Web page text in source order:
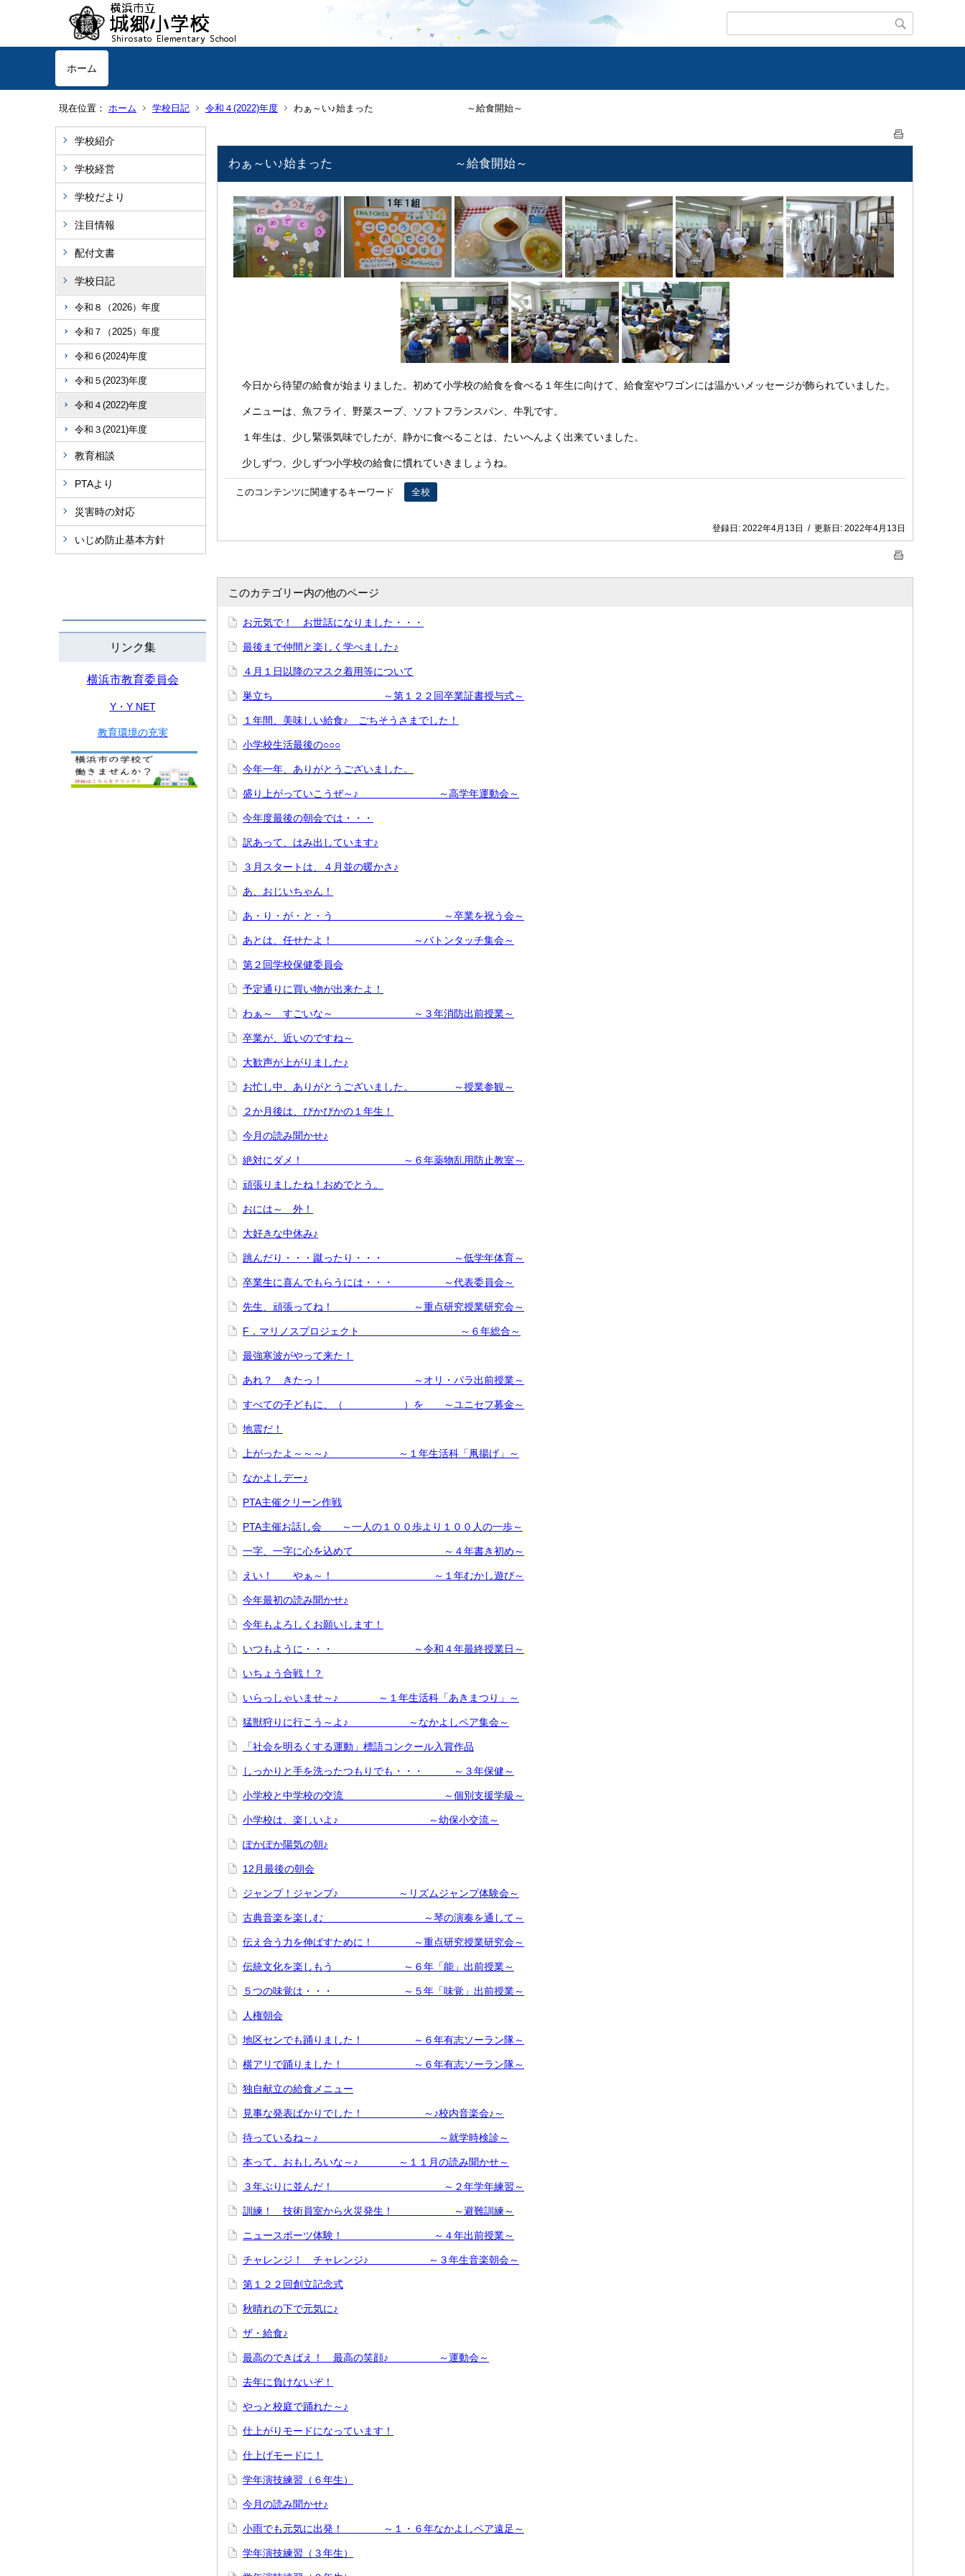
ホーム
現在位置： ホーム 学校日記 令和４(2022)年度 わぁ～い♪始まった ～給食開始～
学校紹介
学校経営
学校だより
注目情報
配付文書
学校日記
令和８（2026）年度
令和７（2025）年度
令和６(2024)年度
令和５(2023)年度
令和４(2022)年度
令和３(2021)年度
教育相談
PTAより
災害時の対応
いじめ防止基本方針
リンク集
横浜市教育委員会
Y・Y NET
教育環境の充実
わぁ～い♪始まった ～給食開始～
今日から待望の給食が始まりました。初めて小学校の給食を食べる１年生に向けて、給食室やワゴンには温かいメッセージが飾られていました。
メニューは、魚フライ、野菜スープ、ソフトフランスパン、牛乳です。
１年生は、少し緊張気味でしたが、静かに食べることは、たいへんよく出来ていました。
少しずつ、少しずつ小学校の給食に慣れていきましょうね。
このコンテンツに関連するキーワード 全校
登録日: 2022年4月13日 / 更新日: 2022年4月13日
このカテゴリー内の他のページ
お元気で！ お世話になりました・・・
最後まで仲間と楽しく学べました♪
４月１日以降のマスク着用等について
巣立ち ～第１２２回卒業証書授与式～
１年間、美味しい給食♪ ごちそうさまでした！
小学校生活最後の○○○
今年一年、ありがとうございました。
盛り上がっていこうぜ～♪ ～高学年運動会～
今年度最後の朝会では・・・
訳あって、はみ出しています♪
３月スタートは、４月並の暖かさ♪
あ、おじいちゃん！
あ・り・が・と・う ～卒業を祝う会～
あとは、任せたよ！ ～バトンタッチ集会～
第２回学校保健委員会
予定通りに買い物が出来たよ！
わぁ～ すごいな～ ～３年消防出前授業～
卒業が、近いのですね～
大歓声が上がりました♪
お忙し中、ありがとうございました。 ～授業参観～
２か月後は、ぴかぴかの１年生！
今月の読み聞かせ♪
絶対にダメ！ ～６年薬物乱用防止教室～
頑張りましたね！おめでとう。
おには～ 外！
大好きな中休み♪
跳んだり・・・蹴ったり・・・ ～低学年体育～
卒業生に喜んでもらうには・・・ ～代表委員会～
先生、頑張ってね！ ～重点研究授業研究会～
F．マリノスプロジェクト ～６年総合～
最強寒波がやって来た！
あれ？ きたっ！ ～オリ・パラ出前授業～
すべての子どもに、（ ）を ～ユニセフ募金～
地震だ！
上がったよ～～～♪ ～１年生活科「凧揚げ」～
なかよしデー♪
PTA主催クリーン作戦
PTA主催お話し会 ～一人の１００歩より１００人の一歩～
一字、一字に心を込めて ～４年書き初め～
えい！ やぁ～！ ～１年むかし遊び～
今年最初の読み聞かせ♪
今年もよろしくお願いします！
いつもように・・・ ～令和４年最終授業日～
いちょう合戦！？
いらっしゃいませ～♪ ～１年生活科「あきまつり」～
猛獣狩りに行こう～よ♪ ～なかよしペア集会～
「社会を明るくする運動」標語コンクール入賞作品
しっかりと手を洗ったつもりでも・・・ ～３年保健～
小学校と中学校の交流 ～個別支援学級～
小学校は、楽しいよ♪ ～幼保小交流～
ぽかぽか陽気の朝♪
12月最後の朝会
ジャンプ！ジャンプ♪ ～リズムジャンプ体験会～
古典音楽を楽しむ ～琴の演奏を通して～
伝え合う力を伸ばすために！ ～重点研究授業研究会～
伝統文化を楽しもう ～６年「能」出前授業～
５つの味覚は・・・ ～５年「味覚」出前授業～
人権朝会
地区センでも踊りました！ ～６年有志ソーラン隊～
横アリで踊りました！ ～６年有志ソーラン隊～
独自献立の給食メニュー
見事な発表ばかりでした！ ～♪校内音楽会♪～
待っているね～♪ ～就学時検診～
本って、おもしろいな～♪ ～１１月の読み聞かせ～
３年ぶりに並んだ！ ～２年学年練習～
訓練！ 技術員室から火災発生！ ～避難訓練～
ニュースポーツ体験！ ～４年出前授業～
チャレンジ！ チャレンジ♪ ～３年生音楽朝会～
第１２２回創立記念式
秋晴れの下で元気に♪
ザ・給食♪
最高のできばえ！ 最高の笑顔♪ ～運動会～
去年に負けないぞ！
やっと校庭で踊れた～♪
仕上がりモードになっています！
仕上げモードに！
学年演技練習（６年生）
今月の読み聞かせ♪
小雨でも元気に出発！ ～１・６年なかよしペア遠足～
学年演技練習（３年生）